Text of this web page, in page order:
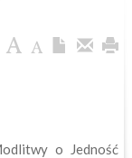
o Jedność